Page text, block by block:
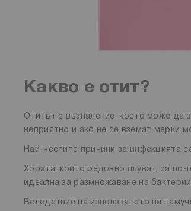
Какво е отит?
Отитът е възпаление, което може да
неприятно и ако не се вземат мерки
Най-честите причини за инфекцията
Хората, които редовно плуват, са
идеална за размножаване на
Вследствие на използването на